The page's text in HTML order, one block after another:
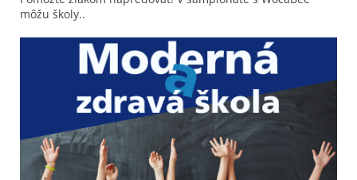
môžu školy..